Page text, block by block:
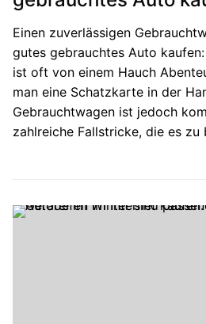
Einen zuverlässigen
gutes gebrauchtes Auto
ist oft von einem Hauch
man eine Schatzkarte in der
Gebrauchtwagen ist jedoch
zahlreiche Fallstricke, die es zu